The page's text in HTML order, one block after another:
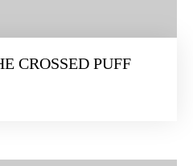
CROSSED PUFF